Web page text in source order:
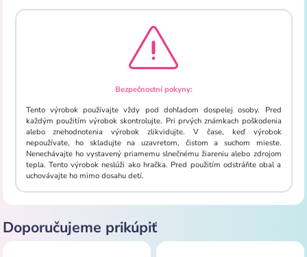
Bezpečnostní pokyny:
Tento výrobok používajte vždy pod dohľadom dospelej osoby. Pred
každým použitím výrobok skontrolujte. Pri prvých známkach poškodenia
alebo znehodnotenia výrobok zlikvidujte. V čase, keď výrobok
nepoužívate, ho skladujte na uzavretom, čistom a suchom mieste.
Nenechávajte ho vystavený priamemu slnečnému žiareniu alebo zdrojom
tepla. Tento výrobok neslúži ako hračka. Pred použitím odstráňte obal a
uchovávajte ho mimo dosahu detí.
Doporučujeme prikúpiť